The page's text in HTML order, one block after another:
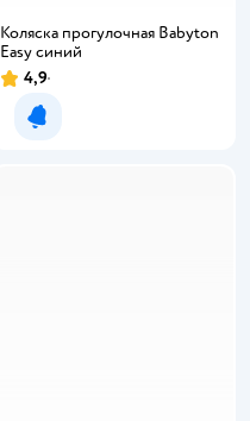
Коляска прогулочная Babyton
Easy синий
4,9
Уведомить о появлении